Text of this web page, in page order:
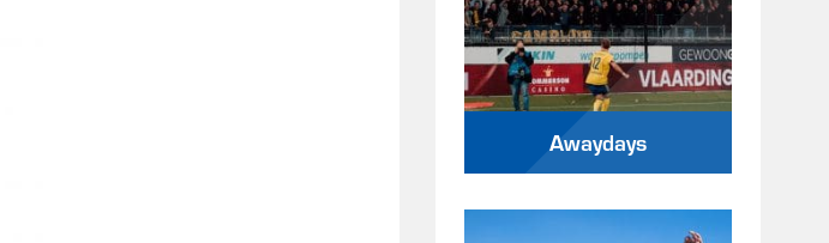
Awaydays